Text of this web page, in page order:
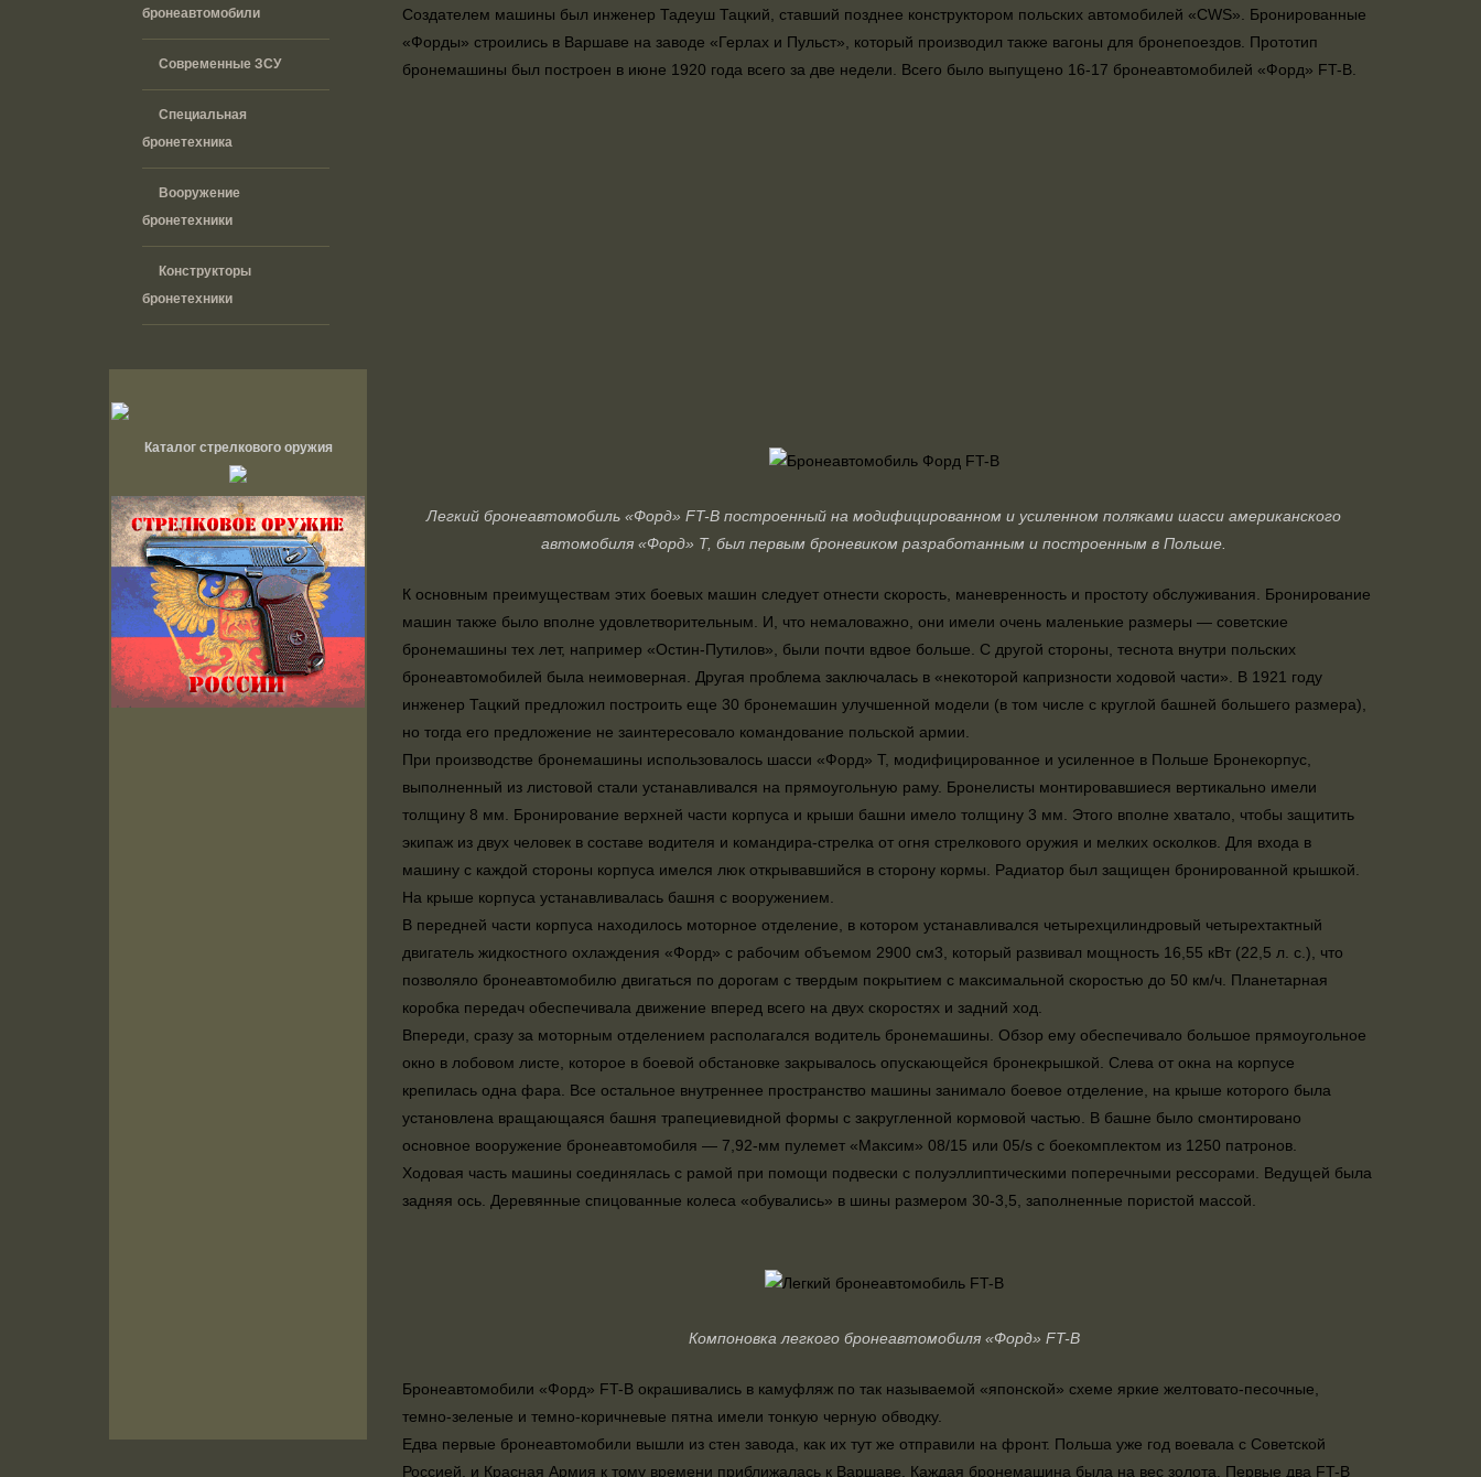
бронеавтомобили
Современные ЗСУ
Специальная
бронетехника
Вооружение
бронетехники
Конструкторы
бронетехники
Каталог стрелкового оружия
Создателем машины был инженер Тадеуш Тацкий, ставший позднее конструктором польских автомобилей «CWS». Бронированные
«Форды» строились в Варшаве на заводе «Герлах и Пульст», который производил также вагоны для бронепоездов. Прототип
бронемашины был построен в июне 1920 года всего за две недели. Всего было выпущено 16-17 бронеавтомобилей «Форд» FT-В.
Легкий бронеавтомобиль «Форд» FT-В построенный на модифицированном и усиленном поляками шасси американского
автомобиля «Форд» Т, был первым броневиком разработанным и построенным в Польше.
К основным преимуществам этих боевых машин следует отнести скорость, маневренность и простоту обслуживания. Бронирование
машин также было вполне удовлетворительным. И, что немаловажно, они имели очень маленькие размеры — советские
бронемашины тех лет, например «Остин-Путилов», были почти вдвое больше. С другой стороны, теснота внутри польских
бронеавтомобилей была неимоверная. Другая проблема заключалась в «некоторой капризности ходовой части». В 1921 году
инженер Тацкий предложил построить еще 30 бронемашин улучшенной модели (в том числе с круглой башней большего размера),
но тогда его предложение не заинтересовало командование польской армии.
При производстве бронемашины использовалось шасси «Форд» Т, модифицированное и усиленное в Польше Бронекорпус,
выполненный из листовой стали устанавливался на прямоугольную раму. Бронелисты монтировавшиеся вертикально имели
толщину 8 мм. Бронирование верхней части корпуса и крыши башни имело толщину 3 мм. Этого вполне хватало, чтобы защитить
экипаж из двух человек в составе водителя и командира-стрелка от огня стрелкового оружия и мелких осколков. Для входа в
машину с каждой стороны корпуса имелся люк открывавшийся в сторону кормы. Радиатор был защищен бронированной крышкой.
На крыше корпуса устанавливалась башня с вооружением.
В передней части корпуса находилось моторное отделение, в котором устанавливался четырехцилиндровый четырехтактный
двигатель жидкостного охлаждения «Форд» с рабочим объемом 2900 см3, который развивал мощность 16,55 кВт (22,5 л. с.), что
позволяло бронеавтомобилю двигаться по дорогам с твердым покрытием с максимальной скоростью до 50 км/ч. Планетарная
коробка передач обеспечивала движение вперед всего на двух скоростях и задний ход.
Впереди, сразу за моторным отделением располагался водитель бронемашины. Обзор ему обеспечивало большое прямоугольное
окно в лобовом листе, которое в боевой обстановке закрывалось опускающейся бронекрышкой. Слева от окна на корпусе
крепилась одна фара. Все остальное внутреннее пространство машины занимало боевое отделение, на крыше которого была
установлена вращающаяся башня трапециевидной формы с закругленной кормовой частью. В башне было смонтировано
основное вооружение бронеавтомобиля — 7,92-мм пулемет «Максим» 08/15 или 05/s с боекомплектом из 1250 патронов.
Ходовая часть машины соединялась с рамой при помощи подвески с полуэллиптическими поперечными рессорами. Ведущей была
задняя ось. Деревянные спицованные колеса «обувались» в шины размером 30-3,5, заполненные пористой массой.
Компоновка легкого бронеавтомобиля «Форд» FT-В
Бронеавтомобили «Форд» FT-B окрашивались в камуфляж по так называемой «японской» схеме яркие желтовато-песочные,
темно-зеленые и темно-коричневые пятна имели тонкую черную обводку.
Едва первые бронеавтомобили вышли из стен завода, как их тут же отправили на фронт. Польша уже год воевала с Советской
Россией, и Красная Армия к тому времени приближалась к Варшаве. Каждая бронемашина была на вес золота. Первые два FT-B